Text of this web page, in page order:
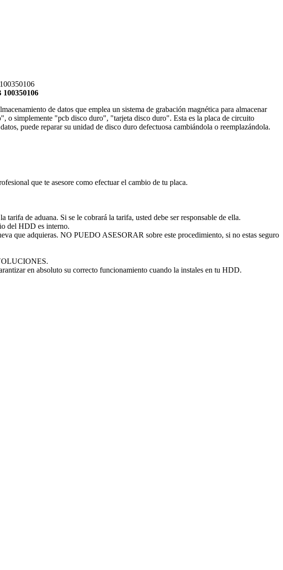
de datos que emplea un sistema de grabación magnética para almacenar
simplemente "pcb disco duro", "tarjeta disco duro". Esta es la placa de circuito
puede reparar su unidad de disco duro defectuosa cambiándola o reemplazándola.
que te asesore como efectuar el cambio de tu placa.
de aduana. Si se le cobrará la tarifa, usted debe ser responsable de ella.
del HDD es interno.
que adquieras. NO PUEDO ASESORAR sobre este procedimiento, si no estas seguro
en absoluto su correcto funcionamiento cuando la instales en tu HDD.